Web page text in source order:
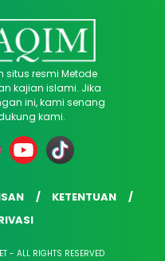
resmi Metode
kajian islami. Jika
ini, kami senang
kami.
KETENTUAN
- ALL RIGHTS RESERVED